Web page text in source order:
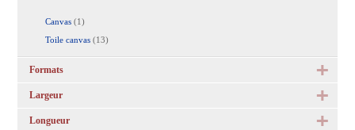
Canvas (1)
Toile canvas (13)
Formats
Largeur
Longueur